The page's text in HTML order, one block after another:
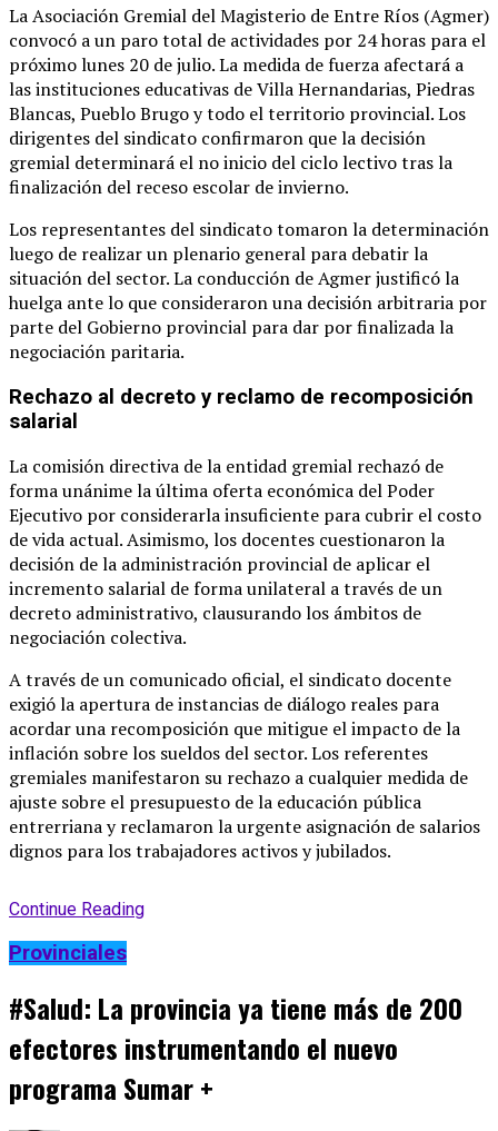
La Asociación Gremial del Magisterio de Entre Ríos (Agmer)
convocó a un paro total de actividades por 24 horas para el
próximo lunes 20 de julio. La medida de fuerza afectará a
las instituciones educativas de Villa Hernandarias, Piedras
Blancas, Pueblo Brugo y todo el territorio provincial. Los
dirigentes del sindicato confirmaron que la decisión
gremial determinará el no inicio del ciclo lectivo tras la
finalización del receso escolar de invierno.
Los representantes del sindicato tomaron la determinación
luego de realizar un plenario general para debatir la
situación del sector. La conducción de Agmer justificó la
huelga ante lo que consideraron una decisión arbitraria por
parte del Gobierno provincial para dar por finalizada la
negociación paritaria.
Rechazo al decreto y reclamo de recomposición
salarial
La comisión directiva de la entidad gremial rechazó de
forma unánime la última oferta económica del Poder
Ejecutivo por considerarla insuficiente para cubrir el costo
de vida actual. Asimismo, los docentes cuestionaron la
decisión de la administración provincial de aplicar el
incremento salarial de forma unilateral a través de un
decreto administrativo, clausurando los ámbitos de
negociación colectiva.
A través de un comunicado oficial, el sindicato docente
exigió la apertura de instancias de diálogo reales para
acordar una recomposición que mitigue el impacto de la
inflación sobre los sueldos del sector. Los referentes
gremiales manifestaron su rechazo a cualquier medida de
ajuste sobre el presupuesto de la educación pública
entrerriana y reclamaron la urgente asignación de salarios
dignos para los trabajadores activos y jubilados.
Continue Reading
Provinciales
#Salud: La provincia ya tiene más de 200
efectores instrumentando el nuevo
programa Sumar +